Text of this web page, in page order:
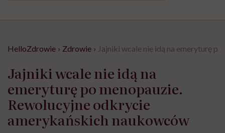
HelloZdrowie › Zdrowie › Jajniki wcale nie idą na emeryturę
Jajniki wcale nie idą na
emeryturę po menopauzie.
Rewolucyjne odkrycie
amerykańskich naukowców